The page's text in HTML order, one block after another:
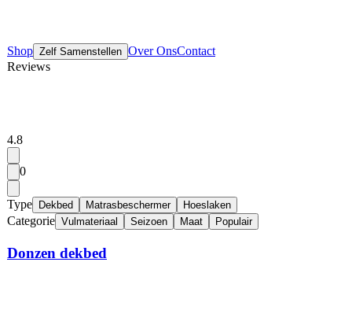
Shop Zelf Samenstellen Over OnsContact
Reviews
4.8
0
Type Dekbed Matrasbeschermer Hoeslaken
Categorie Vulmateriaal Seizoen Maat Populair
Donzen dekbed